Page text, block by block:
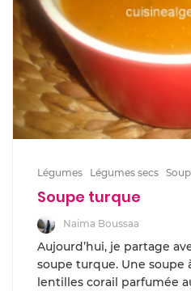
Légumes Légumes secs
Soupe turque
Naima Boussaa
Aujourd’hui, je partage
soupe turque. Une soupe
lentilles corail parfumée